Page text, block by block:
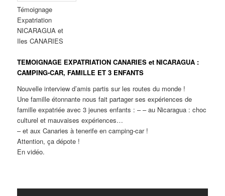
Témoignage
Expatriation
NICARAGUA et
Iles CANARIES
TEMOIGNAGE EXPATRIATION CANARIES et NICARAGUA :
CAMPING-CAR, FAMILLE ET 3 ENFANTS
Nouvelle interview d’amis partis sur les routes du monde !
Une famille étonnante nous fait partager ses expériences de
famille expatriée avec 3 jeunes enfants : – – au Nicaragua : choc
culturel et mauvaises expériences…
– et aux Canaries à tenerife en camping-car !
Attention, ça dépote !
En vidéo.